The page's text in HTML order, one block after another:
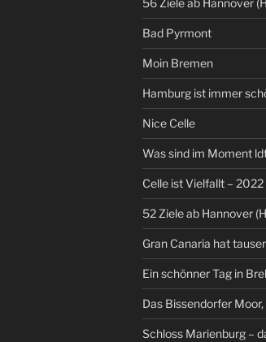
56 Ziele ab Hannover
Bad Pyrmont
Moin Bremen
Hamburg ist immer
Nice Celle
Was sind im Moment
Celle ist Vielfallt – 2022
52 Ziele ab Hannover
Gran Canaria hat
Ein schönner Tag in
Das Bissendorfer
Schloss Marienburg –